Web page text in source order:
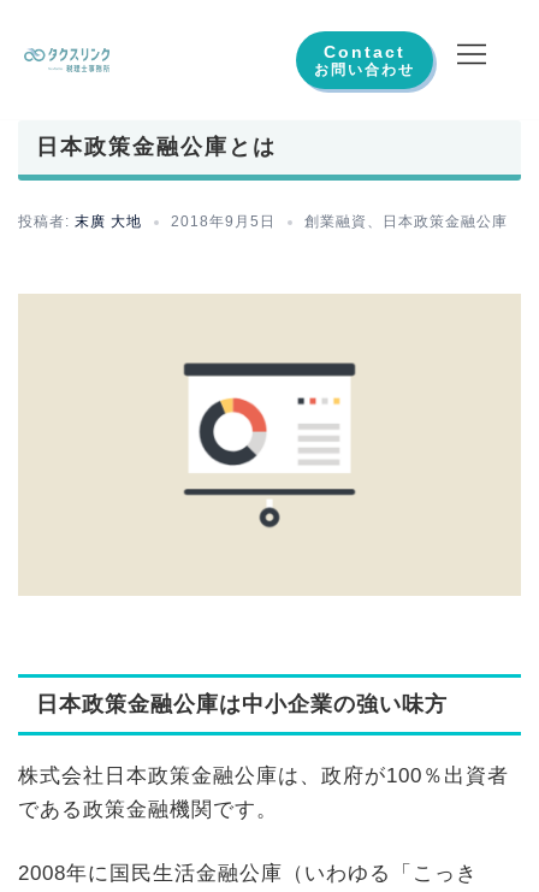
へ
ス
Contact
日本政策金融公庫とは
投稿者: 末廣 大地 2018年9月5日 創業融資 、 日本政策金融公庫
日本政策金融公庫は中小企業の強い味方
株式会社日本政策金融公庫は、政府が100％出資者
である政策金融機関です。
2008年に国民生活金融公庫（いわゆる「こっき